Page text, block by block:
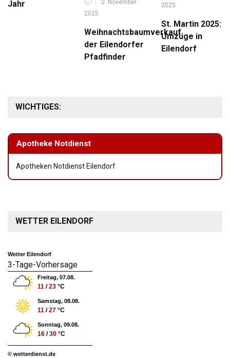
Jahr
2. November
2025
Weihnachtsbaumverkauf
der Eilendorfer
Pfadfinder
2025
St. Martin 2025:
Umzüge in
Eilendorf
WICHTIGES:
Apotheke Notdienst
Apotheken Notdienst Eilendorf
WETTER EILENDORF
Wetter Eilendorf
3-Tage-Vorhersage
Freitag, 07.08.
11 /23 °C
Samstag, 08.08.
11 /27 °C
Sonntag, 09.08.
16 /30 °C
© wetterdienst.de